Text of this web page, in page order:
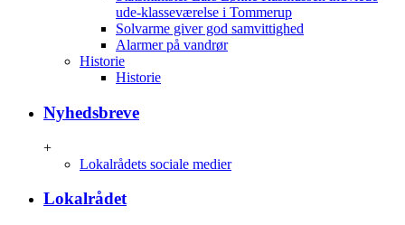
ude-klasseværelse i Tommerup
Solvarme giver god samvittighed
Alarmer på vandrør
Historie
Historie
Nyhedsbreve
+
Lokalrådets sociale medier
Lokalrådet